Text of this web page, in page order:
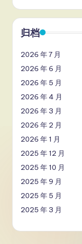
归档
2026 年 7 月
2026 年 6 月
2026 年 5 月
2026 年 4 月
2026 年 3 月
2026 年 2 月
2026 年 1 月
2025 年 12 月
2025 年 10 月
2025 年 9 月
2025 年 5 月
2025 年 3 月